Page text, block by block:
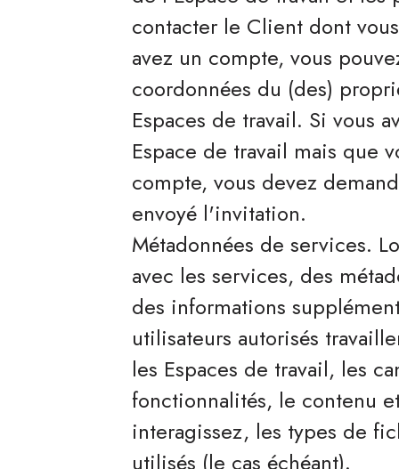
contacter le Client dont
avez un compte, vous
coordonnées du (des)
Espaces de travail. Si vous
Espace de travail mais que
compte, vous devez
envoyé l'invitation.
Métadonnées de services.
avec les services, des
des informations
utilisateurs autorisés
les Espaces de travail, les
fonctionnalités, le contenu
interagissez, les types de
utilisés (le cas échéant).